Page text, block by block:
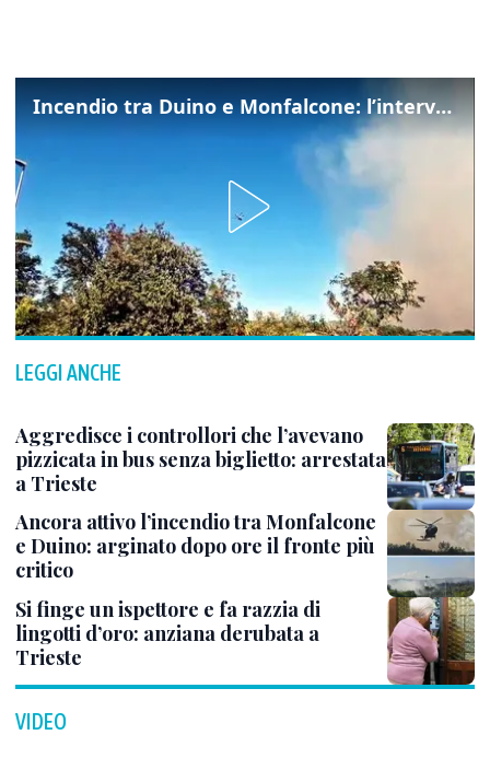
Incendio tra Duino e Monfalcone: l’intervento dei vigili del fuoco
LEGGI ANCHE
Aggredisce i controllori che l’avevano
pizzicata in bus senza biglietto: arrestata
a Trieste
Ancora attivo l’incendio tra Monfalcone
e Duino: arginato dopo ore il fronte più
critico
Si finge un ispettore e fa razzia di
lingotti d’oro: anziana derubata a
Trieste
VIDEO